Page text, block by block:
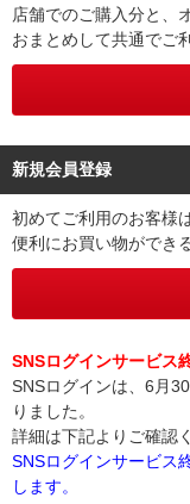
店舗でのご購入分と、
おまとめして共通でご
新規会員登録
初めてご利用のお客様
便利にお買い物ができ
SNSログインサービス
SNSログインは、6月
りました。
詳細は下記よりご確認
SNSログインサービス
します。